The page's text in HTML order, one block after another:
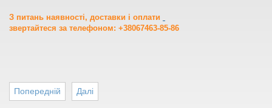
З питань наявності, доставки і оплати
звертайтеся за телефоном: +38067463-85-86
Далі
Попередній